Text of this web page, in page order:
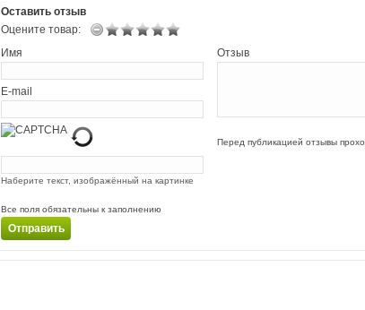
Оставить отзыв
Оцените товар:
Имя
E-mail
Наберите текст, изображённый на картинке
Все поля обязательны к заполнению
Отзыв
Перед публикацией отзывы